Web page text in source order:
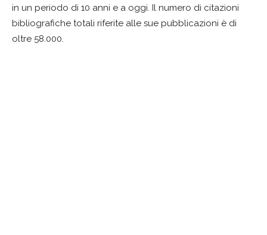
in un periodo di 10 anni e a oggi. Il numero di citazioni
bibliografiche totali riferite alle sue pubblicazioni è di
oltre 58.000.